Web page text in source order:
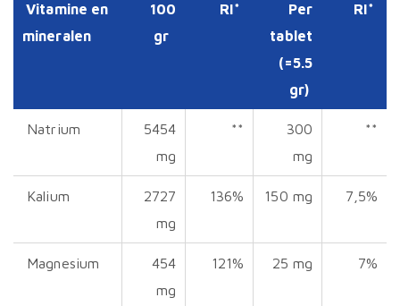
Vitamine en
mineralen
100
gr
RI*
Per
tablet
(=5.5
gr)
RI*
Natrium
5454
mg
**
300
mg
**
Kalium
2727
mg
136% 150 mg 7,5%
Magnesium
454
mg
121% 25 mg 7%